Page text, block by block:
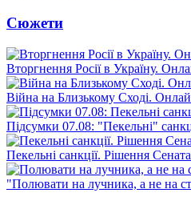
Сюжети
Вторгнення Росії в Україну.
Війна на Близькому Сході.
Підсумки 07.08: "Пекельні"
Пекельні санкції. Рішення
"Полювати на лучника, а не на